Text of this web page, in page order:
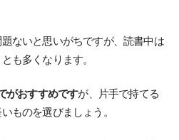
ないと思いがちですが、読書中は
も多くなります。
がおすすめですが、片手で持てる
ものを選びましょう。